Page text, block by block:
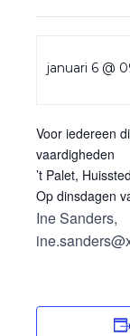
januari 6 @
Voor iedereen
vaardigheden
’t Palet,
Op dinsdagen
Ine Sanders,